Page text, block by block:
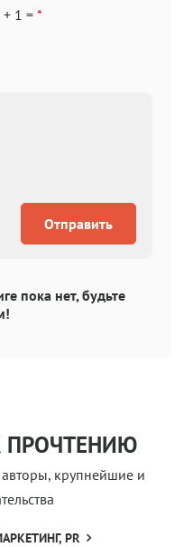
1 = *
Отправить
пока нет, будьте
ПРОЧТЕНИЮ
крупнейшие и
PR